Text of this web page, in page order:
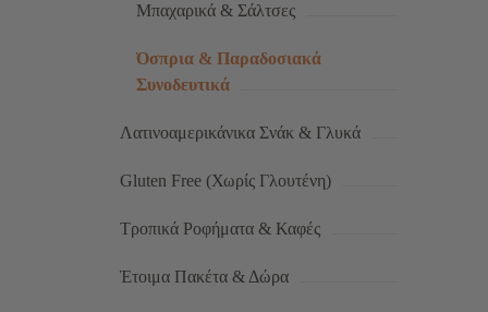
Μπαχαρικά & Σάλτσες
Όσπρια & Παραδοσιακά
Συνοδευτικά
Λατινοαμερικάνικα Σνάκ & Γλυκά
Gluten Free (Χωρίς Γλουτένη)
Τροπικά Ροφήματα & Καφές
Έτοιμα Πακέτα & Δώρα